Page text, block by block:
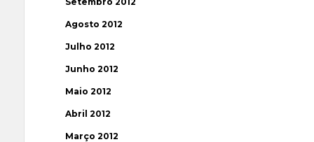
Agosto 2012
Julho 2012
Junho 2012
Maio 2012
Abril 2012
Março 2012